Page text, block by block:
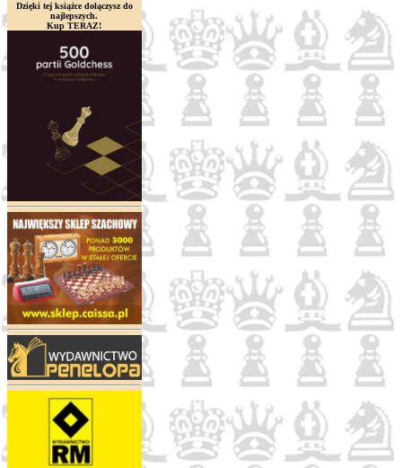
Dzięki tej książce dołączysz do
najlepszych.
Kup TERAZ!